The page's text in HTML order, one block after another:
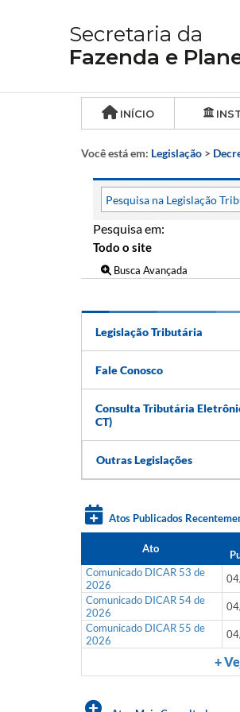
Secretaria da
Fazenda e
INÍCIO
Você está em: Legislação >
Pesquisa em:
Busca Avançada
Legislação Tributária
Fale Conosco
Consulta Tributária
CT)
Outras Legislações
Atos Publicados
Ato
Comunicado DICAR 53 de
2026
Comunicado DICAR 54 de
2026
Comunicado DICAR 55 de
2026
+